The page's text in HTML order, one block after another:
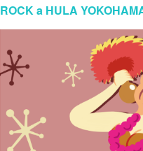
ROCK a HULA